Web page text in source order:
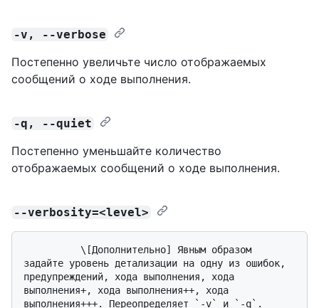
-v, --verbose
Постепенно увеличьте число отображаемых
сообщений о ходе выполнения.
-q, --quiet
Постепенно уменьшайте количество
отображаемых сообщений о ходе выполнения.
--verbosity=<level>
задайте уровень детализации на одну из ошибок,
предупреждений, хода выполнения, хода
выполнения+, хода выполнения++, хода